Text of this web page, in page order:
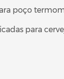
poço
para